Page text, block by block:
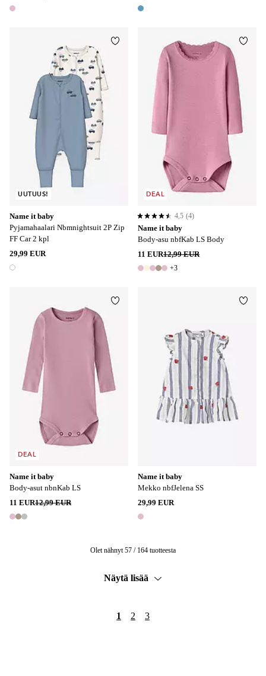
1 väri 1 väri
Name it baby
Pyjamahaalari Nbmnightsuit 2P Zip
FF Car 2 kpl
29,99 EUR
1 väri
UUTUUS!
Lisää suosikkeihin
Name it baby
Body-asu nbfKab LS Body
11 EUR12,99 EUR
8 värejä
+3
4,5 perustuen 4 arvosanaan
4,5 (4)
DEAL
Name it baby
Body-asut nbnKab LS
11 EUR12,99 EUR
3 värejä
DEAL
Lisää suosikkeihin
Name it baby
Mekko nbfJelena SS
29,99 EUR
1 väri
Olet nähnyt 57 / 164 tuotteesta
Näytä lisää
1 2 3